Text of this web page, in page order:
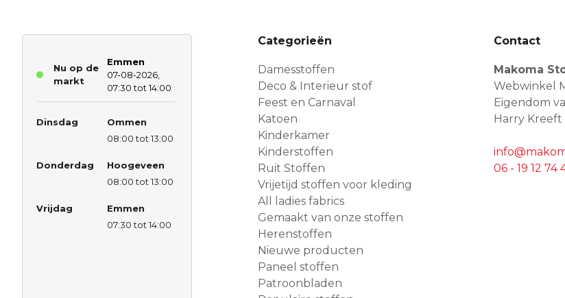
Nu op de
markt
Emmen
07-08-2026,
07:30 tot 14:00
Dinsdag
Ommen
08:00 tot 13:00
Donderdag
Hoogeveen
08:00 tot 13:00
Vrijdag
Emmen
07:30 tot 14:00
Categorieën
Damesstoffen
Deco & Interieur stof
Feest en Carnaval
Katoen
Kinderkamer
Kinderstoffen
Ruit Stoffen
Vrijetijd stoffen voor kleding
All ladies fabrics
Gemaakt van onze stoffen
Herenstoffen
Nieuwe producten
Paneel stoffen
Patroonbladen
Contact
Makoma
Webwinkel
Eigendom
Harry Kreeft
06 - 19 12 74